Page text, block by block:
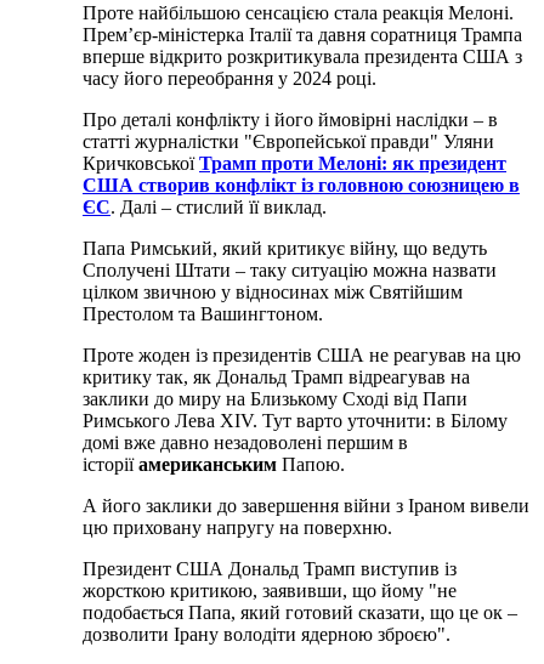
Проте найбільшою сенсацією стала реакція Мелоні.
Прем’єр-міністерка Італії та давня соратниця Трампа
вперше відкрито розкритикувала президента США з
часу його переобрання у 2024 році.
Про деталі конфлікту і його ймовірні наслідки – в
статті журналістки "Європейської правди" Уляни
КричковськоїТрамп проти Мелоні: як президент
США створив конфлікт із головною союзницею в
ЄС. Далі – стислий її виклад.
Папа Римський, який критикує війну, що ведуть
Сполучені Штати – таку ситуацію можна назвати
цілком звичною у відносинах між Святійшим
Престолом та Вашингтоном.
Проте жоден із президентів США не реагував на цю
критику так, як Дональд Трамп відреагував на
заклики до миру на Близькому Сході від Папи
Римського Лева XIV. Тут варто уточнити: в Білому
домі вже давно незадоволені першим в
історіїамериканським Папою.
А його заклики до завершення війни з Іраном вивели
цю приховану напругу на поверхню.
Президент США Дональд Трамп виступив із
жорсткою критикою, заявивши, що йому "не
подобається Папа, який готовий сказати, що це ок –
дозволити Ірану володіти ядерною зброєю".